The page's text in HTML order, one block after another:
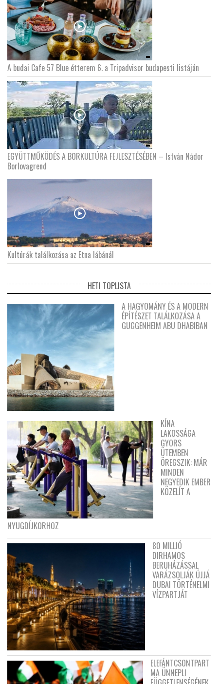
A budai Cafe 57 Blue étterem 6. a Tripadvisor budapesti listáján
EGYÜTTMŰKÖDÉS A BORKULTÚRA FEJLESZTÉSÉBEN – István Nádor
Borlovagrend
Kultúrák találkozása az Etna lábánál
HETI TOPLISTA
A HAGYOMÁNY ÉS A MODERN
ÉPÍTÉSZET TALÁLKOZÁSA A
GUGGENHEIM ABU DHABIBAN
KÍNA
LAKOSSÁGA
GYORS
ÜTEMBEN
ÖREGSZIK: MÁR
MINDEN
NEGYEDIK EMBER
KÖZELÍT A
NYUGDÍJKORHOZ
80 MILLIÓ
DIRHAMOS
BERUHÁZÁSSAL
VARÁZSOLJÁK ÚJJÁ
DUBAI TÖRTÉNELMI
VÍZPARTJÁT
ELEFÁNTCSONTPART
MA ÜNNEPLI